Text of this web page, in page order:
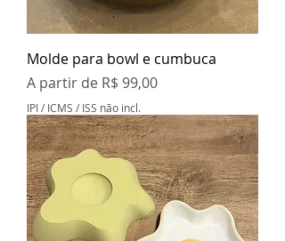
Molde para bowl e cumbuca
A partir de R$ 99,00
Preço promocional
IPI / ICMS / ISS não incl.